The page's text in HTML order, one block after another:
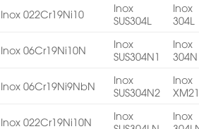
Inox 022Cr19Ni10
Inox
SUS304L
Inox
304L
Inox 06Cr19Ni10N
Inox
SUS304N1
Inox
304N
Inox 06Cr19Ni9NbN
Inox
SUS304N2
Inox
Inox 022Cr19Ni10N
Inox
Inox